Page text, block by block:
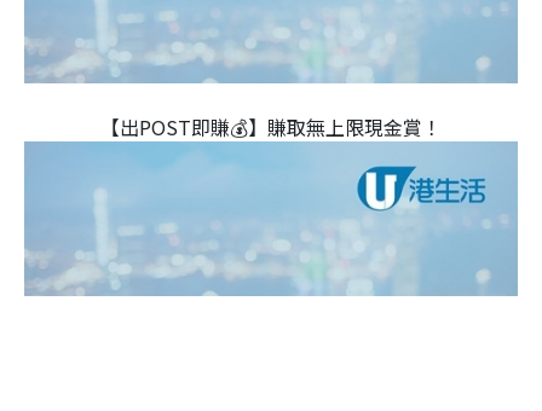
【出POST即賺💰】賺取無上限現金賞！